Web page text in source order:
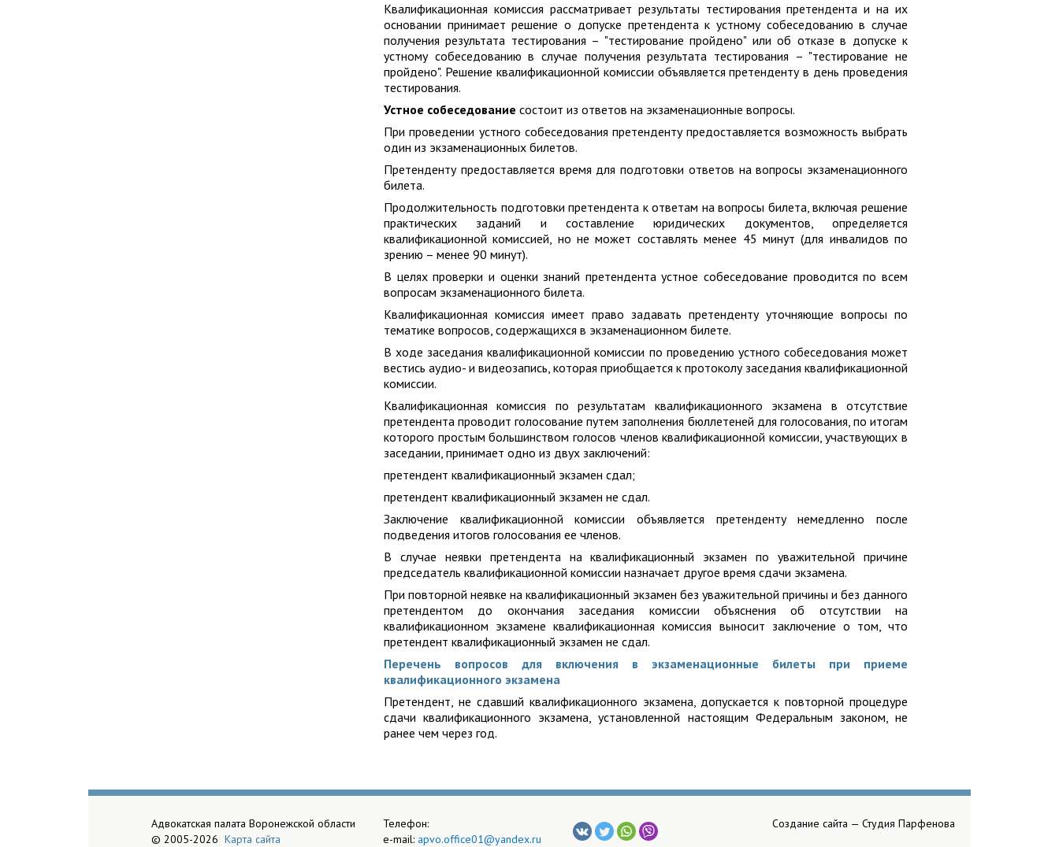
Квалификационная комиссия рассматривает результаты тестирования претендента и на их
основании принимает решение о допуске претендента к устному собеседованию в случае
получения результата тестирования – ​"тестирование пройдено" или об отказе в допуске к
устному собеседованию в случае получения результата тестирования – ​"тестирование не
пройдено". Решение квалификационной комиссии объявляется претенденту в день проведения
тестирования.
Устное собеседование состоит из ответов на экзаменационные вопросы.
При проведении устного собеседования претенденту предоставляется возможность выбрать
один из экзаменационных билетов.
Претенденту предоставляется время для подготовки ответов на вопросы экзаменационного
билета.
Продолжительность подготовки претендента к ответам на вопросы билета, включая решение
практических заданий и составление юридических документов, определяется
квалификационной комиссией, но не может составлять менее 45 минут (для инвалидов по
зрению – ​менее 90 минут).
В целях проверки и оценки знаний претендента устное собеседование проводится по всем
вопросам экзаменационного билета.
Квалификационная комиссия имеет право задавать претенденту уточняющие вопросы по
тематике вопросов, содержащихся в экзаменационном билете.
В ходе заседания квалификационной комиссии по проведению устного собеседования может
вестись аудио- и видеозапись, которая приобщается к протоколу заседания квалификационной
комиссии.
Квалификационная комиссия по результатам квалификационного экзамена в отсутствие
претендента проводит голосование путем заполнения бюллетеней для голосования, по итогам
которого простым большинством голосов членов квалификационной комиссии, участвующих в
заседании, принимает одно из двух заключений:
претендент квалификационный экзамен сдал;
претендент квалификационный экзамен не сдал.
Заключение квалификационной комиссии объявляется претенденту немедленно после
подведения итогов голосования ее членов.
В случае неявки претендента на квалификационный экзамен по уважительной причине
председатель квалификационной комиссии назначает другое время сдачи экзамена.
При повторной неявке на квалификационный экзамен без уважительной причины и без данного
претендентом до окончания заседания комиссии объяснения об отсутствии на
квалификационном экзамене квалификационная комиссия выносит заключение о том, что
претендент квалификационный экзамен не сдал.
Перечень вопросов для включения в экзаменационные билеты при приеме
квалификационного экзамена
Претендент, не сдавший квалификационного экзамена, допускается к повторной процедуре
сдачи квалификационного экзамена, установленной настоящим Федеральным законом, не
ранее чем через год.
Адвокатская палата Воронежской области
© 2005-2026 Карта сайта
Создание сайта — Студия Парфенова
Телефон:
e-mail: apvo.office01@yandex.ru